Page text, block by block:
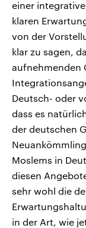
einer
klaren
von der
klar zu sagen,
aufnehmenden
Deutsch- oder
dass es
der deutschen
Moslems in
diesen
sehr wohl die
in der Art, wie